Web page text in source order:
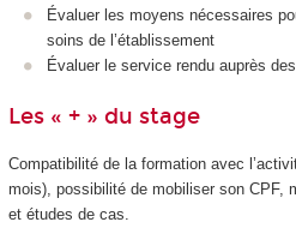
Évaluer les moyens nécessaires
soins de l’établissement
Évaluer le service rendu auprès
Les « + » du stage
Compatibilité de la formation avec
mois), possibilité de mobiliser son CPF,
et études de cas.